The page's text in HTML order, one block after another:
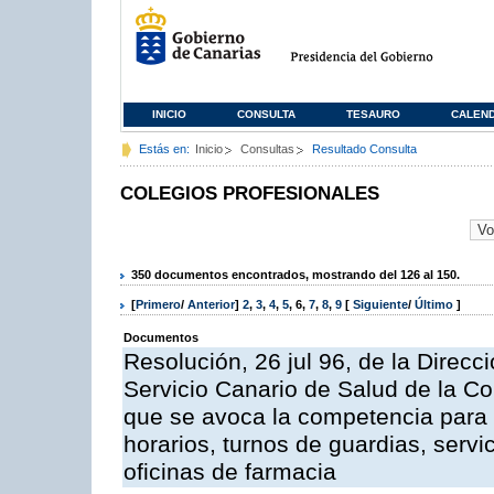
INICIO CONSULTA TESAURO
Estás en: Inicio Consultas Resultado Consulta
COLEGIOS PROFESIONALES
350 documentos encontrados, mostrando del 126 al 150.
[Primero/ Anterior] 2, 3, 4, 5, 6, 7, 8, 9 [ Siguiente/ Último ]
Documentos
Resolución, 26 jul 96, de la
Servicio Canario de Salud de la
que se avoca la competencia
horarios, turnos de guardias,
oficinas de farmacia